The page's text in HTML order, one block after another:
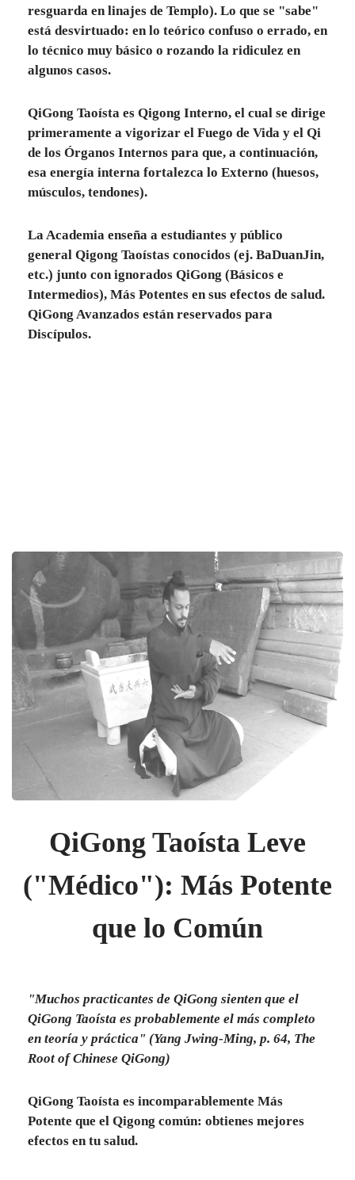
resguarda en linajes de Templo). Lo que se "sabe"
está desvirtuado: en lo teórico confuso o errado, en
lo técnico muy básico o rozando la ridiculez en
algunos casos.
QiGong Taoísta es Qigong Interno, el cual se dirige
primeramente a vigorizar el Fuego de Vida y el Qi
de los Órganos Internos para que, a continuación,
esa energía interna fortalezca lo Externo (huesos,
músculos, tendones).
La Academia enseña a estudiantes y público
general Qigong Taoístas conocidos (ej. BaDuanJin,
etc.) junto con ignorados QiGong (Básicos e
Intermedios), Más Potentes en sus efectos de salud.
QiGong Avanzados están reservados para
Discípulos.
QiGong Taoísta Leve
("Médico"): Más Potente
que lo Común
"Muchos practicantes de QiGong sienten que el
QiGong Taoísta es probablemente el más completo
en teoría y práctica" (Yang Jwing-Ming, p. 64, The
Root of Chinese QiGong)
QiGong Taoísta es incomparablemente Más
Potente que el Qigong común: obtienes mejores
efectos en tu salud.